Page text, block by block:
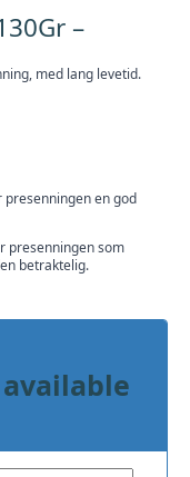
–
med lang levetid.
en god
presenningen som
betraktelig.